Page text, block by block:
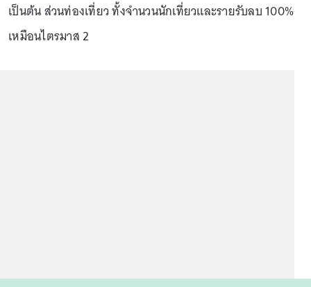
เป็นต้น ส่วนท่องเที่ยว ทั้งจำนวนนักเที่ยวและรายรับลบ 100%
เหมือนไตรมาส 2